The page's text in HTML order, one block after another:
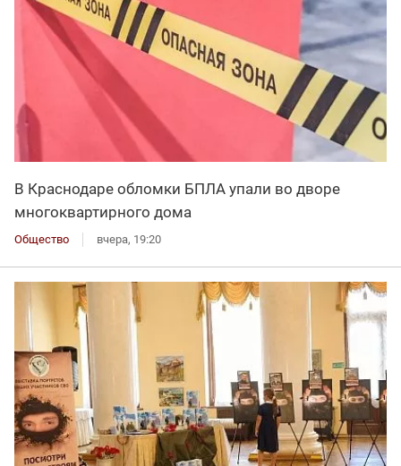
В Краснодаре обломки БПЛА упали во дворе
многоквартирного дома
Общество вчера, 19:20